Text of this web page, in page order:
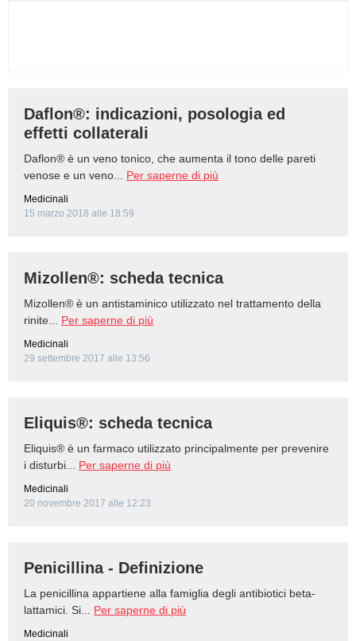
Daflon®: indicazioni, posologia ed
effetti collaterali
Daflon® è un veno tonico, che aumenta il tono delle pareti
venose e un veno... Per saperne di più
Medicinali
15 marzo 2018 alle 18:59
Mizollen®: scheda tecnica
Mizollen® è un antistaminico utilizzato nel trattamento della
rinite... Per saperne di più
Medicinali
29 settembre 2017 alle 13:56
Eliquis®: scheda tecnica
Eliquis® è un farmaco utilizzato principalmente per prevenire
i disturbi... Per saperne di più
Medicinali
20 novembre 2017 alle 12:23
Penicillina - Definizione
La penicillina appartiene alla famiglia degli antibiotici beta-
lattamici. Si... Per saperne di più
Medicinali